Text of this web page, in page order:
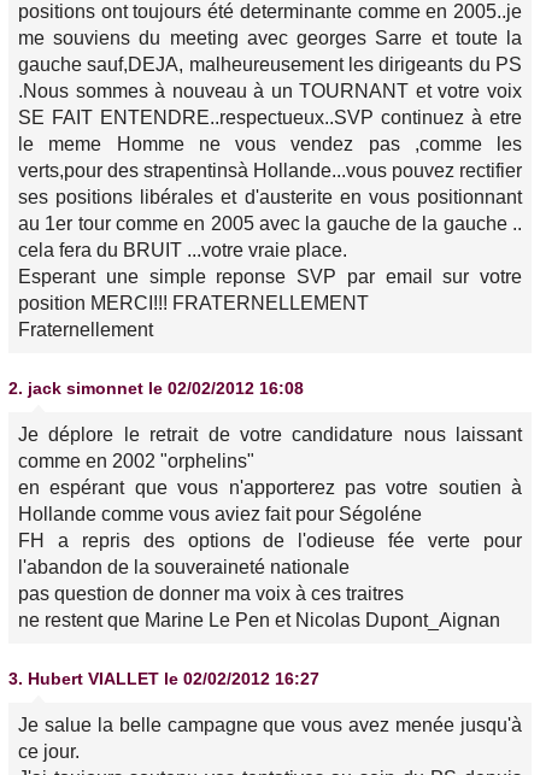
positions ont toujours été determinante comme en 2005..je
me souviens du meeting avec georges Sarre et toute la
gauche sauf,DEJA, malheureusement les dirigeants du PS
.Nous sommes à nouveau à un TOURNANT et votre voix
SE FAIT ENTENDRE..respectueux..SVP continuez à etre
le meme Homme ne vous vendez pas ,comme les
verts,pour des strapentinsà Hollande...vous pouvez rectifier
ses positions libérales et d'austerite en vous positionnant
au 1er tour comme en 2005 avec la gauche de la gauche ..
cela fera du BRUIT ...votre vraie place.
Esperant une simple reponse SVP par email sur votre
position MERCI!!! FRATERNELLEMENT
Fraternellement
2. jack simonnet le 02/02/2012 16:08
Je déplore le retrait de votre candidature nous laissant
comme en 2002 "orphelins"
en espérant que vous n'apporterez pas votre soutien à
Hollande comme vous aviez fait pour Ségoléne
FH a repris des options de l'odieuse fée verte pour
l'abandon de la souveraineté nationale
pas question de donner ma voix à ces traitres
ne restent que Marine Le Pen et Nicolas Dupont_Aignan
3. Hubert VIALLET le 02/02/2012 16:27
Je salue la belle campagne que vous avez menée jusqu'à
ce jour.